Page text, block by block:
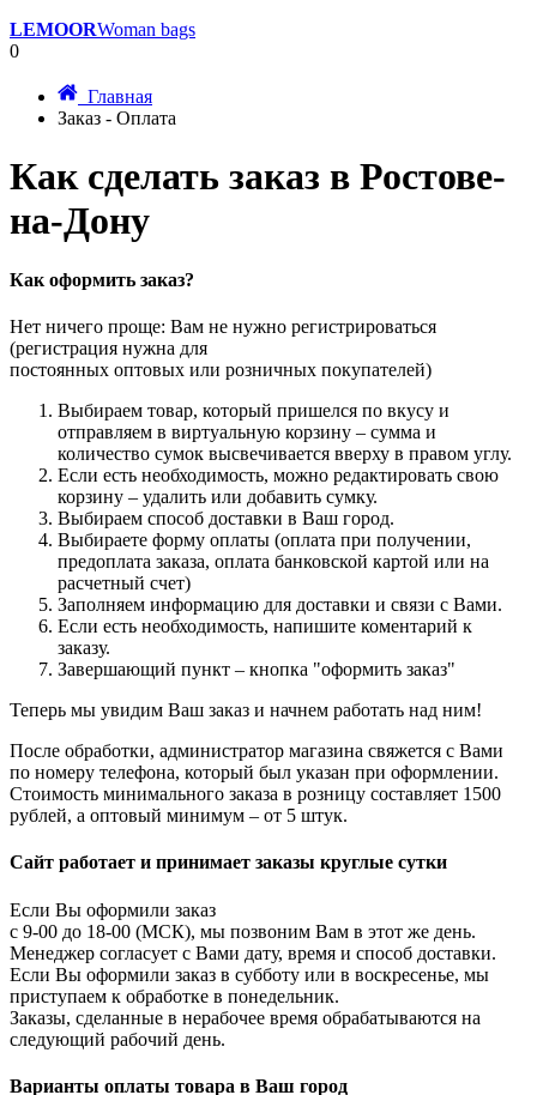
LEMOORWoman bags
0
Главная
Заказ - Оплата
Как сделать заказ в Ростове-
на-Дону
Как оформить заказ?
Нет ничего проще: Вам не нужно регистрироваться
(регистрация нужна для
постоянных оптовых или розничных покупателей)
Выбираем товар, который пришелся по вкусу и
отправляем в виртуальную корзину – сумма и
количество сумок высвечивается вверху в правом углу.
Если есть необходимость, можно редактировать свою
корзину – удалить или добавить сумку.
Выбираем способ доставки в Ваш город.
Выбираете форму оплаты (оплата при получении,
предоплата заказа, оплата банковской картой или на
расчетный счет)
Заполняем информацию для доставки и связи с Вами.
Если есть необходимость, напишите коментарий к
заказу.
Завершающий пункт – кнопка "оформить заказ"
Теперь мы увидим Ваш заказ и начнем работать над ним!
После обработки, администратор магазина свяжется с Вами
по номеру телефона, который был указан при оформлении.
Стоимость минимального заказа в розницу составляет 1500
рублей, а оптовый минимум – от 5 штук.
Сайт работает и принимает заказы круглые сутки
Если Вы оформили заказ
с 9-00 до 18-00 (МСК), мы позвоним Вам в этот же день.
Менеджер согласует с Вами дату, время и способ доставки.
Если Вы оформили заказ в субботу или в воскресенье, мы
приступаем к обработке в понедельник.
Заказы, сделанные в нерабочее время обрабатываются на
следующий рабочий день.
Варианты оплаты товара в Ваш город